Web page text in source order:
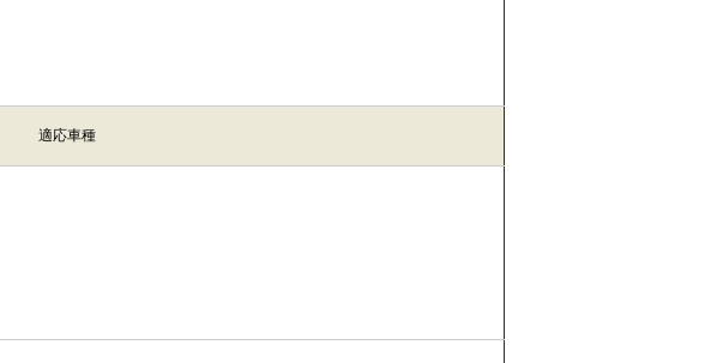
適応車種